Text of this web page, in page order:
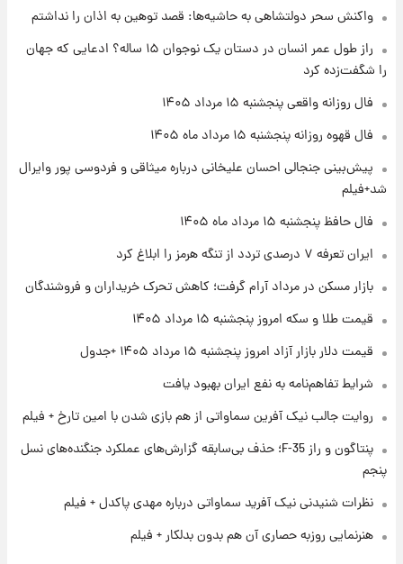
۲۲ ساعت پیش
۲۳ ساعت پیش
ارزش سهام عدالت برای امروز چهارشنبه ۱۴ مرداد
۱ روز پیش
نام خودرو، مبلغ پیش پرداخت و زمان تحویل |
سود مشارکت چند درصد است؟
واکنش سحر دولتشاهی به حاشیه‌ها: قصد توهین به اذان را نداشتم
راز طول عمر انسان در دستان یک نوجوان ۱۵ ساله؟ ادعایی که جهان
را شگفت‌زده کرد
فال روزانه واقعی پنجشنبه ۱۵ مرداد ۱۴۰۵
فال قهوه روزانه پنجشنبه ۱۵ مرداد ماه ۱۴۰۵
پیش‌بینی جنجالی احسان علیخانی درباره میثاقی و فردوسی پور وایرال
شد+فیلم
فال حافظ پنجشنبه ۱۵ مرداد ماه ۱۴۰۵
ایران تعرفه ۷ درصدی تردد از تنگه هرمز را ابلاغ کرد
بازار مسکن در مرداد آرام گرفت؛ کاهش تحرک خریداران و فروشندگان
قیمت طلا و سکه امروز پنجشنبه ۱۵ مرداد ۱۴۰۵
قیمت دلار بازار آزاد امروز پنجشنبه ۱۵ مرداد ۱۴۰۵ +جدول
شرایط تفاهم‌نامه به نفع ایران بهبود یافت
روایت جالب نیک آفرین سماواتی از هم بازی شدن با امین تارخ + فیلم
پنتاگون و راز F-35؛ حذف بی‌سابقه گزارش‌های عملکرد جنگنده‌های نسل
پنجم
نظرات شنیدنی نیک آفرید سماواتی درباره مهدی پاکدل + فیلم
هنرنمایی روزبه حصاری آن هم بدون بدلکار + فیلم